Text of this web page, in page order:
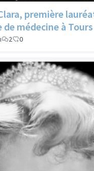
première
médecine à Tours
2 0